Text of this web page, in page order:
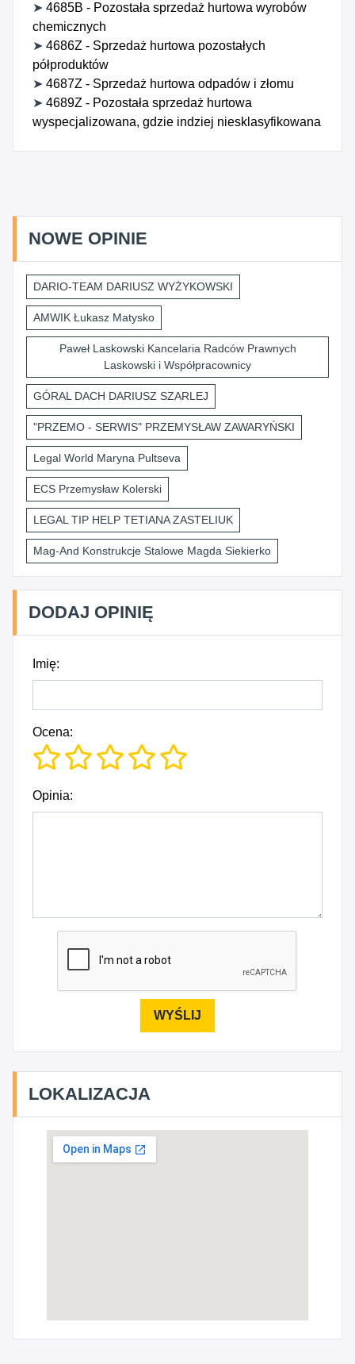
➤ 4685B - Pozostała sprzedaż hurtowa wyrobów
chemicznych
➤ 4686Z - Sprzedaż hurtowa pozostałych
półproduktów
➤ 4687Z - Sprzedaż hurtowa odpadów i złomu
➤ 4689Z - Pozostała sprzedaż hurtowa
wyspecjalizowana, gdzie indziej niesklasyfikowana
NOWE OPINIE
DARIO-TEAM DARIUSZ WYŻYKOWSKI
AMWIK Łukasz Matysko
Paweł Laskowski Kancelaria Radców Prawnych
Laskowski i Współpracownicy
GÓRAL DACH DARIUSZ SZARLEJ
"PRZEMO - SERWIS" PRZEMYSŁAW ZAWARYŃSKI
Legal World Maryna Pultseva
ECS Przemysław Kolerski
LEGAL TIP HELP TETIANA ZASTELIUK
Mag-And Konstrukcje Stalowe Magda Siekierko
DODAJ OPINIĘ
Imię:
Ocena:
Opinia:
LOKALIZACJA